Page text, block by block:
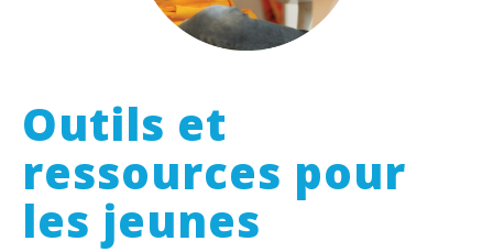
Outils et
ressources pour
les jeunes